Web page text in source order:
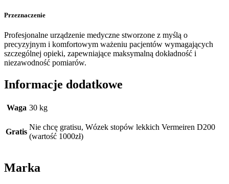
Przeznaczenie
Profesjonalne urządzenie medyczne stworzone z myślą o
precyzyjnym i komfortowym ważeniu pacjentów wymagających
szczególnej opieki, zapewniające maksymalną dokładność i
niezawodność pomiarów.
Informacje dodatkowe
Waga 30 kg
Gratis
Nie chcę gratisu, Wózek stopów lekkich Vermeiren D200
(wartość 1000zł)
Marka